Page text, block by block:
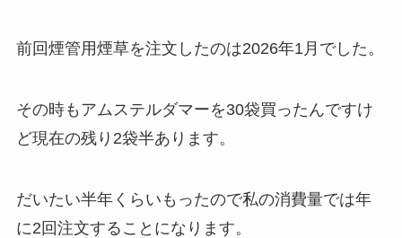
前回煙管用煙草を注文したのは2026年1月でした。
その時もアムステルダマーを30袋買ったんですけ
ど現在の残り2袋半あります。
だいたい半年くらいもったので私の消費量では年
に2回注文することになります。